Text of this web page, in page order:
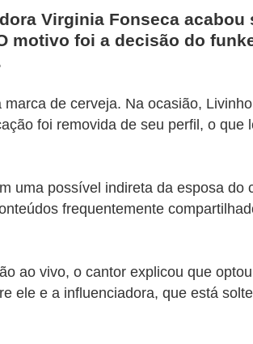
Virginia Fonseca acabou
foi a decisão do
de cerveja. Na ocasião,
foi removida de seu perfil, o
uma possível indireta da esposa do
frequentemente
ao vivo, o cantor explicou que
ele e a influenciadora, que está